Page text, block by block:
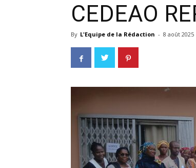
CEDEAO
By L'Equipe de la Rédaction - 8 août 2025